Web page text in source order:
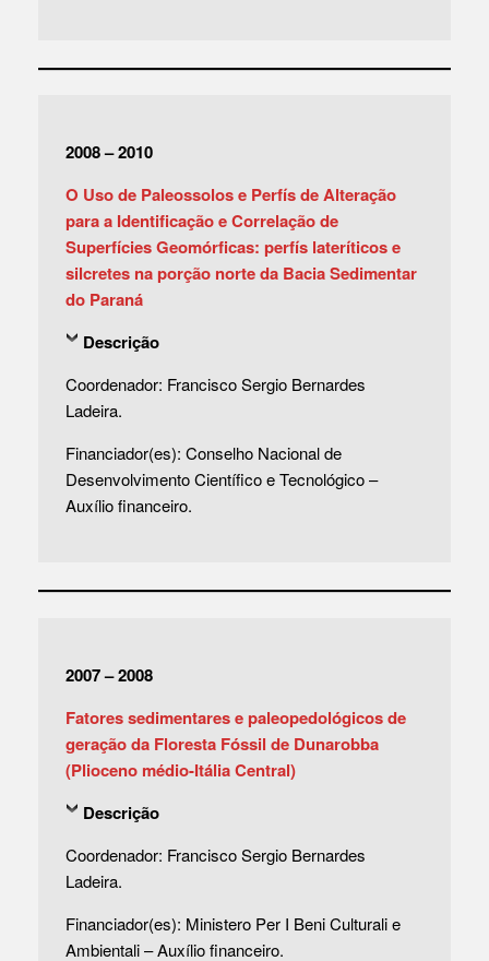
2008 – 2010
O Uso de Paleossolos e Perfís de Alteração
para a Identificação e Correlação de
Superfícies Geomórficas: perfís lateríticos e
silcretes na porção norte da Bacia Sedimentar
do Paraná
Descrição
Coordenador: Francisco Sergio Bernardes
Ladeira.
Financiador(es): Conselho Nacional de
Desenvolvimento Científico e Tecnológico –
Auxílio financeiro.
2007 – 2008
Fatores sedimentares e paleopedológicos de
geração da Floresta Fóssil de Dunarobba
(Plioceno médio-Itália Central)
Descrição
Coordenador: Francisco Sergio Bernardes
Ladeira.
Financiador(es): Ministero Per I Beni Culturali e
Ambientali – Auxílio financeiro.